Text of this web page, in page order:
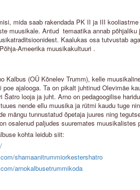
mida saab rakendada PK II ja III
muusikale. Antud temaatika annab
Kaalukas osa tutvustab
Ameerika muusikakultuuri .
Kalbus (OÜ Kõnelev Trumm), kelle
poe ajalooga. Ta on pikalt juhtinud Olevimäe
Šatro looja ja juht. Arno on pedagoogilise
nende ellu muusika ja rütmi kaudu tuge
mängu tunnustatud õpetaja juures ning
osalenud paljudes suuremates muusikalistes
kohta leidub siit:
shamaanitrummiorkestershatro
arnokalbusetrummikoda